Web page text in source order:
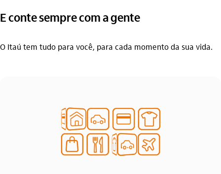
E conte sempre com a gente
O Itaú tem tudo para você, para cada momento da sua vida.